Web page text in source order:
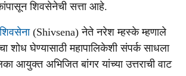
शिवसेनेची सत्ता आहे.
शिवसेना(Shivsena) नेते नरेश म्हस्के म्हणाले
शोध घेण्यासाठी महापालिकेशी संपर्क साधला
आयुक्त अभिजित बांगर यांच्या उत्तराची वाट